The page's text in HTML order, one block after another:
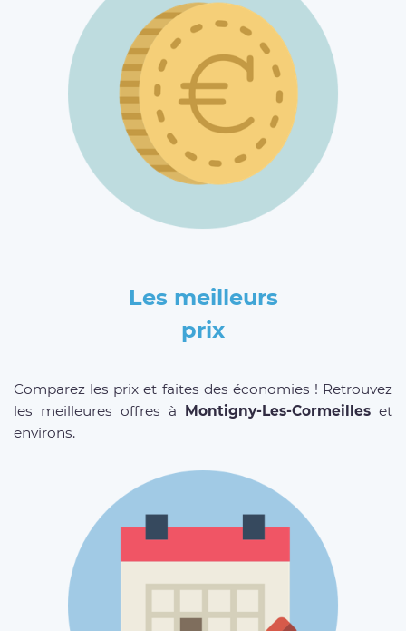
Les meilleurs
prix
Comparez les prix et faites des économies ! Retrouvez
les meilleures offres à Montigny-Les-Cormeilles et
environs.